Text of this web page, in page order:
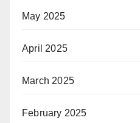
May 2025
April 2025
March 2025
February 2025